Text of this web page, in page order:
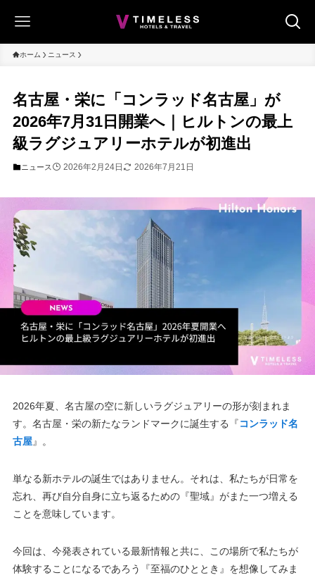
ホーム ニュース
名古屋・栄に「コンラッド名古屋」が
2026年7月31日開業へ｜ヒルトンの最上
級ラグジュアリーホテルが初進出
ニュース 2026年2月24日 2026年7月21日
2026年夏、名古屋の空に新しいラグジュアリーの形が刻まれま
す。名古屋・栄の新たなランドマークに誕生する『コンラッド名
古屋』。
単なる新ホテルの誕生ではありません。それは、私たちが日常を
忘れ、再び自分自身に立ち返るための『聖域』がまた一つ増える
ことを意味しています。
今回は、今発表されている最新情報と共に、この場所で私たちが
体験することになるであろう『至福のひととき』を想像してみま